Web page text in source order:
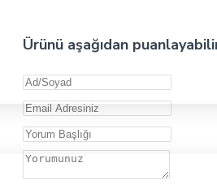
Ürünü aşağıdan